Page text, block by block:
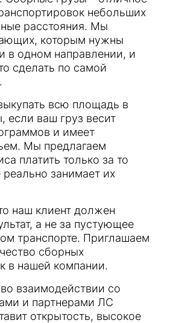
небольших
расстояния. Мы
которым нужны
в одном направлении, и
сделать по самой
всю площадь в
если ваш груз весит
и имеет
Мы предлагаем
платить только за то
реально занимает их
наш клиент должен
а не за пустующее
транспорте. Приглашаем
сборных
в нашей компании.
взаимодействии со
и партнерами ЛС
открытость, высокое